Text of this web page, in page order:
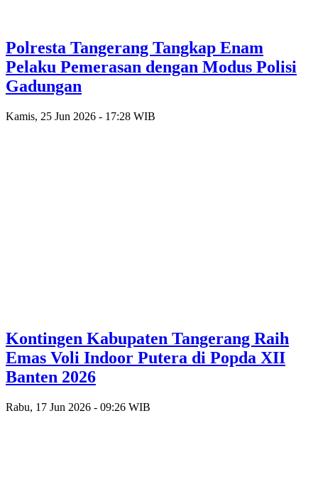
Polresta Tangerang Tangkap Enam
Pelaku Pemerasan dengan Modus Polisi
Gadungan
Kamis, 25 Jun 2026 - 17:28 WIB
Kontingen Kabupaten Tangerang Raih
Emas Voli Indoor Putera di Popda XII
Banten 2026
Rabu, 17 Jun 2026 - 09:26 WIB